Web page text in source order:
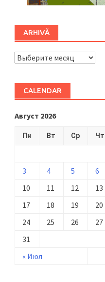
ARHIVĂ
ARHIVĂ
CALENDAR
Август 2026
Пн Вт Ср Чт
« Июл
3
4 5 6
10
11 12 13
17
18 19 20
24
25 26 27
31